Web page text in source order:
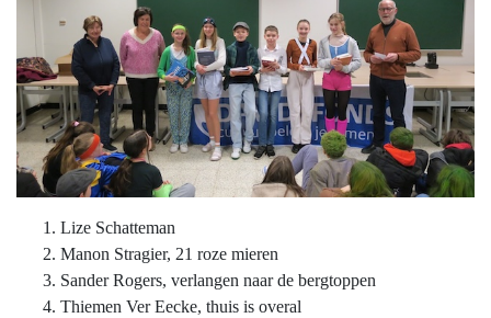
Lize Schatteman
Manon Stragier, 21 roze mieren
Sander Rogers, verlangen naar de bergtoppen
Thiemen Ver Eecke, thuis is overal